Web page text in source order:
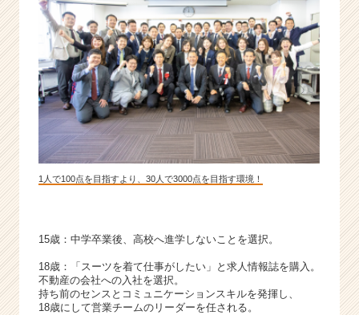
長
企
業
か
ら
ス
カ
ウ
ト
が
活
イ
ト
チ
1人で100点を目指すより、30人で3000点を目指す環境！
15歳：中学卒業後、高校へ進学しないことを選択。
18歳：「スーツを着て仕事がしたい」と求人情報誌を購入。
不動産の会社への入社を選択。
持ち前のセンスとコミュニケーションスキルを発揮し、
18歳にして営業チームのリーダーを任される。